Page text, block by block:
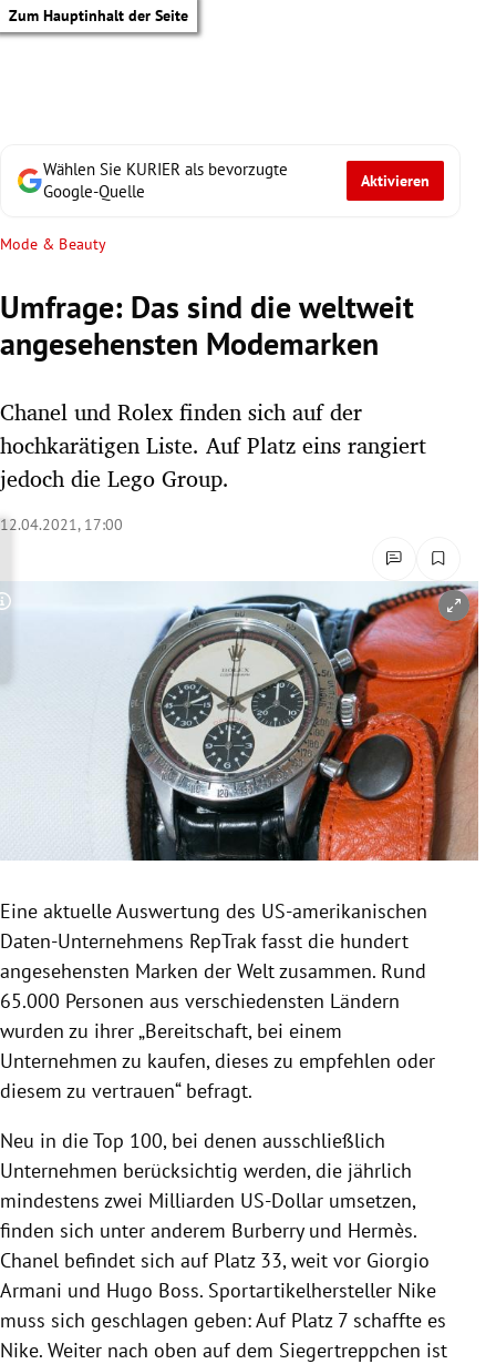
Zum Hauptinhalt der Seite
Untermenü
Untermenü
Untermenü
Untermenü
Wählen Sie KURIER als bevorzugte
Google-Quelle
Aktivieren
Mode & Beauty
Umfrage: Das sind die weltweit
angesehensten Modemarken
Chanel und Rolex finden sich auf der
hochkarätigen Liste. Auf Platz eins rangiert
jedoch die Lego Group.
12.04.2021, 17:00
Copyright-Hinweis öffnen/schließen
Eine aktuelle Auswertung des US-amerikanischen
Daten-Unternehmens RepTrak fasst die hundert
angesehensten Marken der Welt zusammen. Rund
65.000 Personen aus verschiedensten Ländern
wurden zu ihrer „Bereitschaft, bei einem
Unternehmen zu kaufen, dieses zu empfehlen oder
diesem zu vertrauen“ befragt.
Neu in die Top 100, bei denen ausschließlich
Unternehmen berücksichtig werden, die jährlich
mindestens zwei Milliarden US-Dollar umsetzen,
finden sich unter anderem Burberry und Hermès.
Chanel befindet sich auf Platz 33, weit vor Giorgio
Armani und Hugo Boss. Sportartikelhersteller Nike
muss sich geschlagen geben: Auf Platz 7 schaffte es
Nike. Weiter nach oben auf dem Siegertreppchen ist